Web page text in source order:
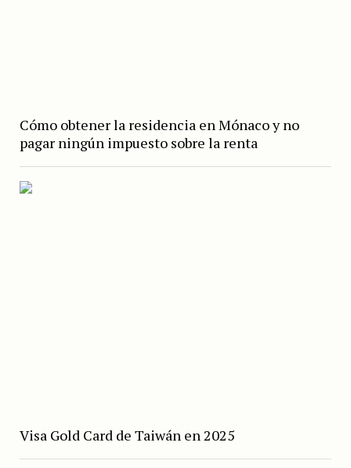
Cómo obtener la residencia en Mónaco y no
pagar ningún impuesto sobre la renta
Visa Gold Card de Taiwán en 2025